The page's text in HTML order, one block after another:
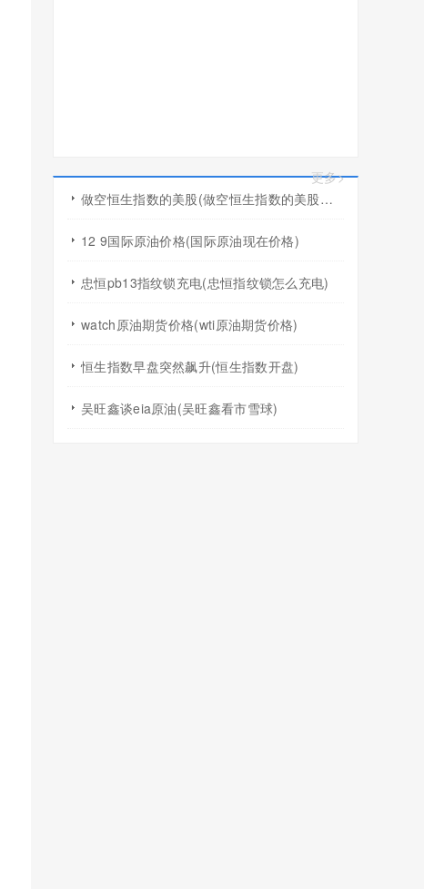
更多>
做空恒生指数的美股(做空恒生指数的美股有哪些)
12 9国际原油价格(国际原油现在价格)
忠恒pb13指纹锁充电(忠恒指纹锁怎么充电)
watch原油期货价格(wti原油期货价格)
恒生指数早盘突然飙升(恒生指数开盘)
吴旺鑫谈eia原油(吴旺鑫看市雪球)